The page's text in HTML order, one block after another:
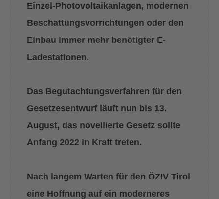
Einzel-Photovoltaikanlagen, modernen
Beschattungsvorrichtungen oder den
Einbau immer mehr benötigter E-
Ladestationen.
Das Begutachtungsverfahren für den
Gesetzesentwurf läuft nun bis 13.
August, das novellierte Gesetz sollte
Anfang 2022 in Kraft treten.
Nach langem Warten für den ÖZIV Tirol
eine Hoffnung auf ein moderneres